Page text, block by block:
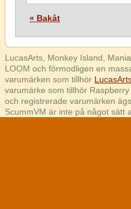
« Bakåt
LucasArts, Monkey Island,
LOOM och förmodligen en
varumärken som tillhör
varumärke som tillhör
och registrerade varumärken
ScummVM är inte på något sätt